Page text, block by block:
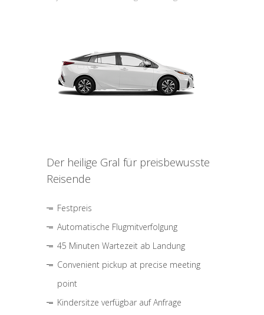
Der heilige Gral für preisbewusste
Reisende
Festpreis
Automatische Flugmitverfolgung
45 Minuten Wartezeit ab Landung
Convenient pickup at precise meeting
point
Kindersitze verfügbar auf Anfrage